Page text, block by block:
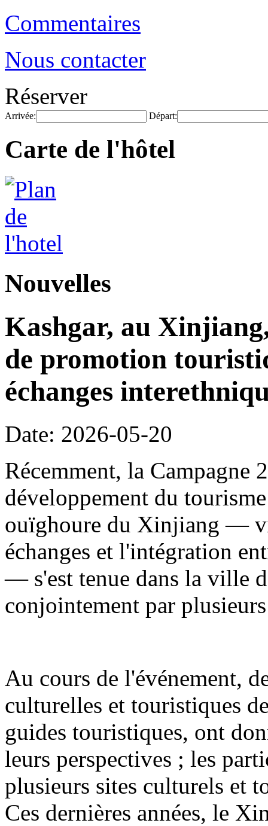
Commentaires
Nous contacter
Réserver
Arrivée: Départ:
Carte de l'hôtel
Nouvelles
Kashgar, au
de promotion
échanges
Date: 2026-05-20
Récemment, la Campagne
développement du
ouïghoure du Xinjiang —
échanges et l'intégration
— s'est tenue dans la ville
conjointement par
Au cours de l'événement,
culturelles et touristiques
guides touristiques, ont
leurs perspectives ; les
plusieurs sites culturels et
Ces dernières années, le